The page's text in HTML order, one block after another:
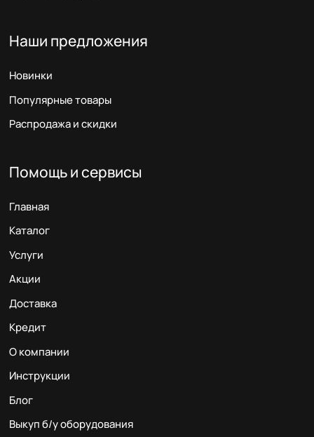
Наши предложения
Новинки
Популярные товары
Распродажа и скидки
Помощь и сервисы
Главная
Каталог
Услуги
Акции
Доставка
Кредит
О компании
Инструкции
Блог
Выкуп б/у оборудования